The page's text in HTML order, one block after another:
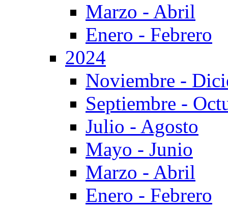
Marzo - Abril
Enero - Febrero
2024
Noviembre -
Septiembre -
Julio - Agosto
Mayo - Junio
Marzo - Abril
Enero - Febrero